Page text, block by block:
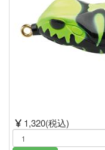
1,320(税込)